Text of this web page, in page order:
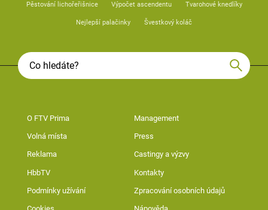
Pěstování lichořeřišnice Výpočet ascendentu Tvarohové knedlíky
Nejlepší palačinky Švestkový koláč
O FTV Prima Management
Volná místa Press
Reklama Castingy a výzvy
HbbTV Kontakty
Podmínky užívání Zpracování osobních údajů